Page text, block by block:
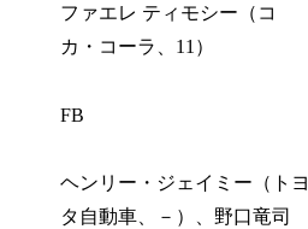
ファエレ ティモシー（コ
カ・コーラ、11）
FB
ヘンリー・ジェイミー（トヨ
タ自動車、－）、野口竜司